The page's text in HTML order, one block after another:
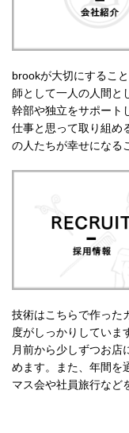
brookが大切にするこ
師として一人の人間と
幹部や独立をサポート
仕事と思って取り組め
の人たちが幸せになる
技術はこちらで作った
度がしっかりしていま
月前から少しずつお店
めます。また、年間を
マス会や社員旅行など